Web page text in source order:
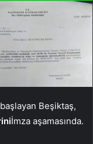
Beşiktaş,
İmza aşamasında.